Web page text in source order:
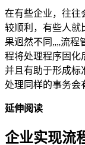
在有些企业，往往
较顺利，有些人就
果迥然不同„„流程
程将处理程序固化
并且有助于形成标
处理同样的事务会
延伸阅读
企业实现流